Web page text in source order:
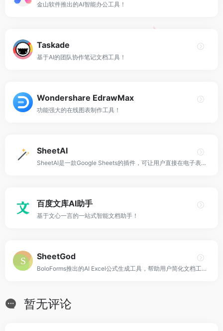
金山软件推出的AI智能办公工具！
Taskade
基于AI的团队协作笔记文档工具！
Wondershare EdrawMax
功能强大的在线图表制作工具！
SheetAI
SheetAI是一款Google Sheets的插件，可让用户直接在电子表格中运行 GPT并自动执行任务并生成公式。
百度文库AI助手
基于文心一言的一站式智能文档助手！
SheetGod
BoloForms推出的AI Excel公式生成工具，帮助用户简化文档工作流程。
暂无评论